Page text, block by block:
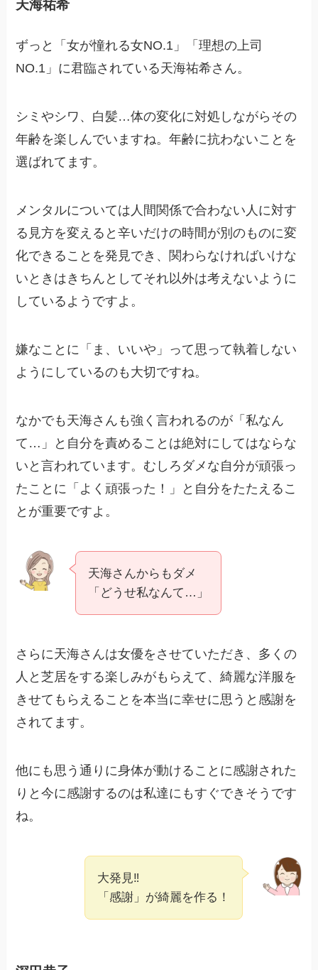
天海祐希
ずっと「女が憧れる女NO.1」「理想の上司
NO.1」に君臨されている天海祐希さん。
シミやシワ、白髪…体の変化に対処しながらその
年齢を楽しんでいますね。年齢に抗わないことを
選ばれてます。
メンタルについては人間関係で合わない人に対す
る見方を変えると辛いだけの時間が別のものに変
化できることを発見でき、関わらなければいけな
いときはきちんとしてそれ以外は考えないように
しているようですよ。
嫌なことに「ま、いいや」って思って執着しない
ようにしているのも大切ですね。
なかでも天海さんも強く言われるのが「私なん
て…」と自分を責めることは絶対にしてはならな
いと言われています。むしろダメな自分が頑張っ
たことに「よく頑張った！」と自分をたたえるこ
とが重要ですよ。
天海さんからもダメ
「どうせ私なんて…」
さらに天海さんは女優をさせていただき、多くの
人と芝居をする楽しみがもらえて、綺麗な洋服を
きせてもらえることを本当に幸せに思うと感謝を
されてます。
他にも思う通りに身体が動けることに感謝された
りと今に感謝するのは私達にもすぐできそうです
ね。
大発見‼
「感謝」が綺麗を作る！